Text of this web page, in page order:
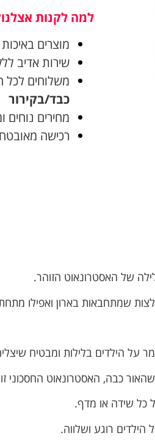
למה לקנות
מוצרים
שירות אדיב
משלוחים לכל
כבד/בקירור
מחירים נוחים
רכישה
של האסטרונאוט הזוהר.
שמתחבאות בארון ואפילו
על הילדים בלילות ומבטיח
כבה, האסטרונאוט החסכוני
כל שידה או מדף.
רוגע ושלווה.